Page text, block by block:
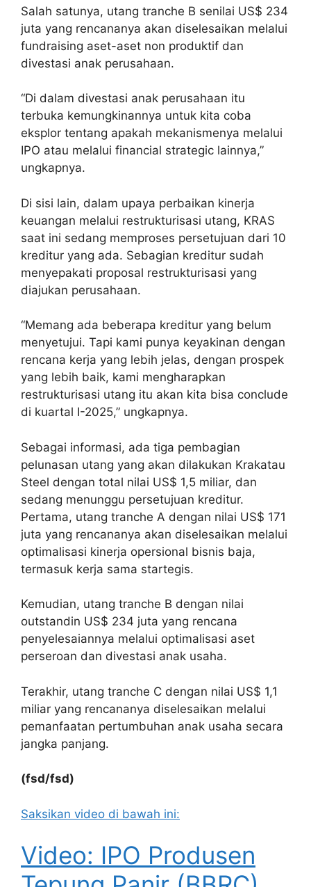
Salah satunya, utang tranche B senilai US$ 234
juta yang rencananya akan diselesaikan melalui
fundraising aset-aset non produktif dan
divestasi anak perusahaan.
“Di dalam divestasi anak perusahaan itu
terbuka kemungkinannya untuk kita coba
eksplor tentang apakah mekanismenya melalui
IPO atau melalui financial strategic lainnya,”
ungkapnya.
Di sisi lain, dalam upaya perbaikan kinerja
keuangan melalui restrukturisasi utang, KRAS
saat ini sedang memproses persetujuan dari 10
kreditur yang ada. Sebagian kreditur sudah
menyepakati proposal restrukturisasi yang
diajukan perusahaan.
“Memang ada beberapa kreditur yang belum
menyetujui. Tapi kami punya keyakinan dengan
rencana kerja yang lebih jelas, dengan prospek
yang lebih baik, kami mengharapkan
restrukturisasi utang itu akan kita bisa conclude
di kuartal I-2025,” ungkapnya.
Sebagai informasi, ada tiga pembagian
pelunasan utang yang akan dilakukan Krakatau
Steel dengan total nilai US$ 1,5 miliar, dan
sedang menunggu persetujuan kreditur.
Pertama, utang tranche A dengan nilai US$ 171
juta yang rencananya akan diselesaikan melalui
optimalisasi kinerja opersional bisnis baja,
termasuk kerja sama startegis.
Kemudian, utang tranche B dengan nilai
outstandin US$ 234 juta yang rencana
penyelesaiannya melalui optimalisasi aset
perseroan dan divestasi anak usaha.
Terakhir, utang tranche C dengan nilai US$ 1,1
miliar yang rencananya diselesaikan melalui
pemanfaatan pertumbuhan anak usaha secara
jangka panjang.
(fsd/fsd)
Saksikan video di bawah ini:
Video: IPO Produsen